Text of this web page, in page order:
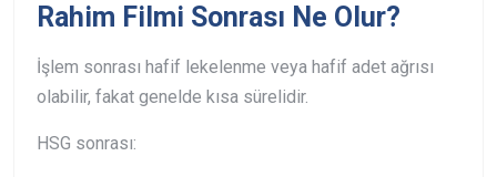
Rahim Filmi Sonrası Ne Olur?
İşlem sonrası hafif lekelenme veya hafif adet ağrısı
olabilir, fakat genelde kısa sürelidir.
HSG sonrası: